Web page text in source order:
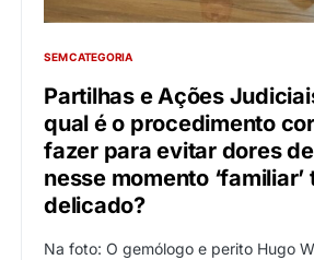
SEM CATEGORIA
Partilhas e Ações
qual é o procedimento
fazer para evitar dores
nesse momento ‘familiar’
delicado?
Na foto: O gemólogo e perito Hugo